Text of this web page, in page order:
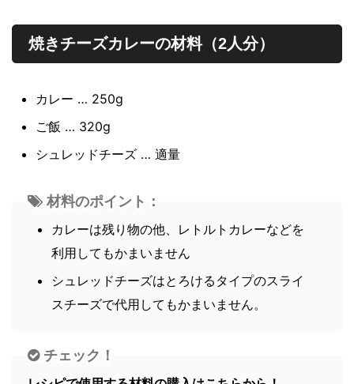
焼きチーズカレーの材料（2人分）
カレー … 250g
ご飯 … 320g
シュレッドチーズ … 適量
材料のポイント：
カレーは残り物の他、レトルトカレーなどを
利用してもかまいません
シュレッドチーズはとろけるタイプのスライ
スチーズで代用してもかまいません。
チェック！